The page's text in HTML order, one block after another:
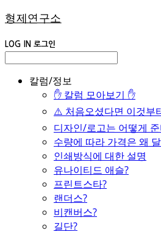
형제연구소
LOG IN 로그인
칼럼/정보
✋ 칼럼 모아보기 ✋
⚠️ 처음오셨다면 이것부
디자인/로고는 어떻게
수량에 따라 가격은 왜
인쇄방식에 대한 설명
유나이티드 애슬?
프린트스타?
랜더스?
비캔버스?
길단?